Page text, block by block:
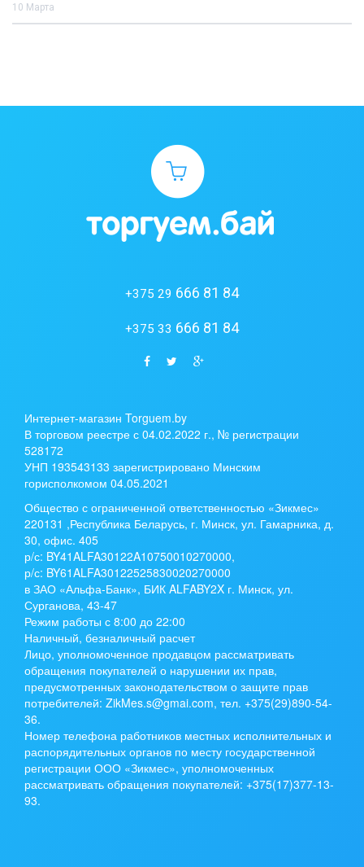
10 Марта
+375 29 666 81 84
+375 33 666 81 84
Интернет-магазин Torguem.by
В торговом реестре с 04.02.2022 г., № регистрации
528172
УНП 193543133 зарегистрировано Минским
горисполкомом 04.05.2021
Общество с ограниченной ответственностью «Зикмес»
220131 ,Республика Беларусь, г. Минск, ул. Гамарника, д.
30, офис. 405
р/с: BY41ALFA30122A10750010270000,
р/с: BY61ALFA30122525830020270000
в ЗАО «Альфа-Банк», БИК ALFABY2X г. Минск, ул.
Сурганова, 43-47
Режим работы с 8:00 до 22:00
Наличный, безналичный расчет
Лицо, уполномоченное продавцом рассматривать
обращения покупателей о нарушении их прав,
предусмотренных законодательством о защите прав
потребителей: ZikMes.s@gmai.com, тел. +375(29)890-54-
36.
Номер телефона работников местных исполнительных и
распорядительных органов по месту государственной
регистрации ООО «Зикмес», уполномоченных
рассматривать обращения покупателей: +375(17)377-13-
93.